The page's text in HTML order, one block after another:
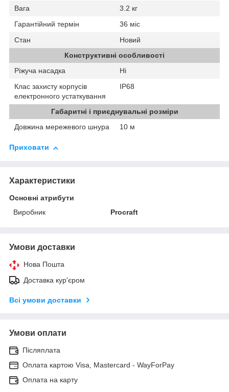
Вага
3.2 кг
Гарантійний термін
36 міс
Стан
Новий
Конструктивні особливості
Ріжуча насадка
Ні
Клас захисту корпусів
електронного устаткування
IP68
Габаритні і приєднувальні розміри
Довжина мережевого шнура
10 м
Приховати
Характеристики
Основні атрибути
Виробник
Procraft
Умови доставки
Нова Пошта
Доставка кур'єром
Всі умови доставки
Умови оплати
Післяплата
Оплата картою Visa, Mastercard - WayForPay
Оплата на карту